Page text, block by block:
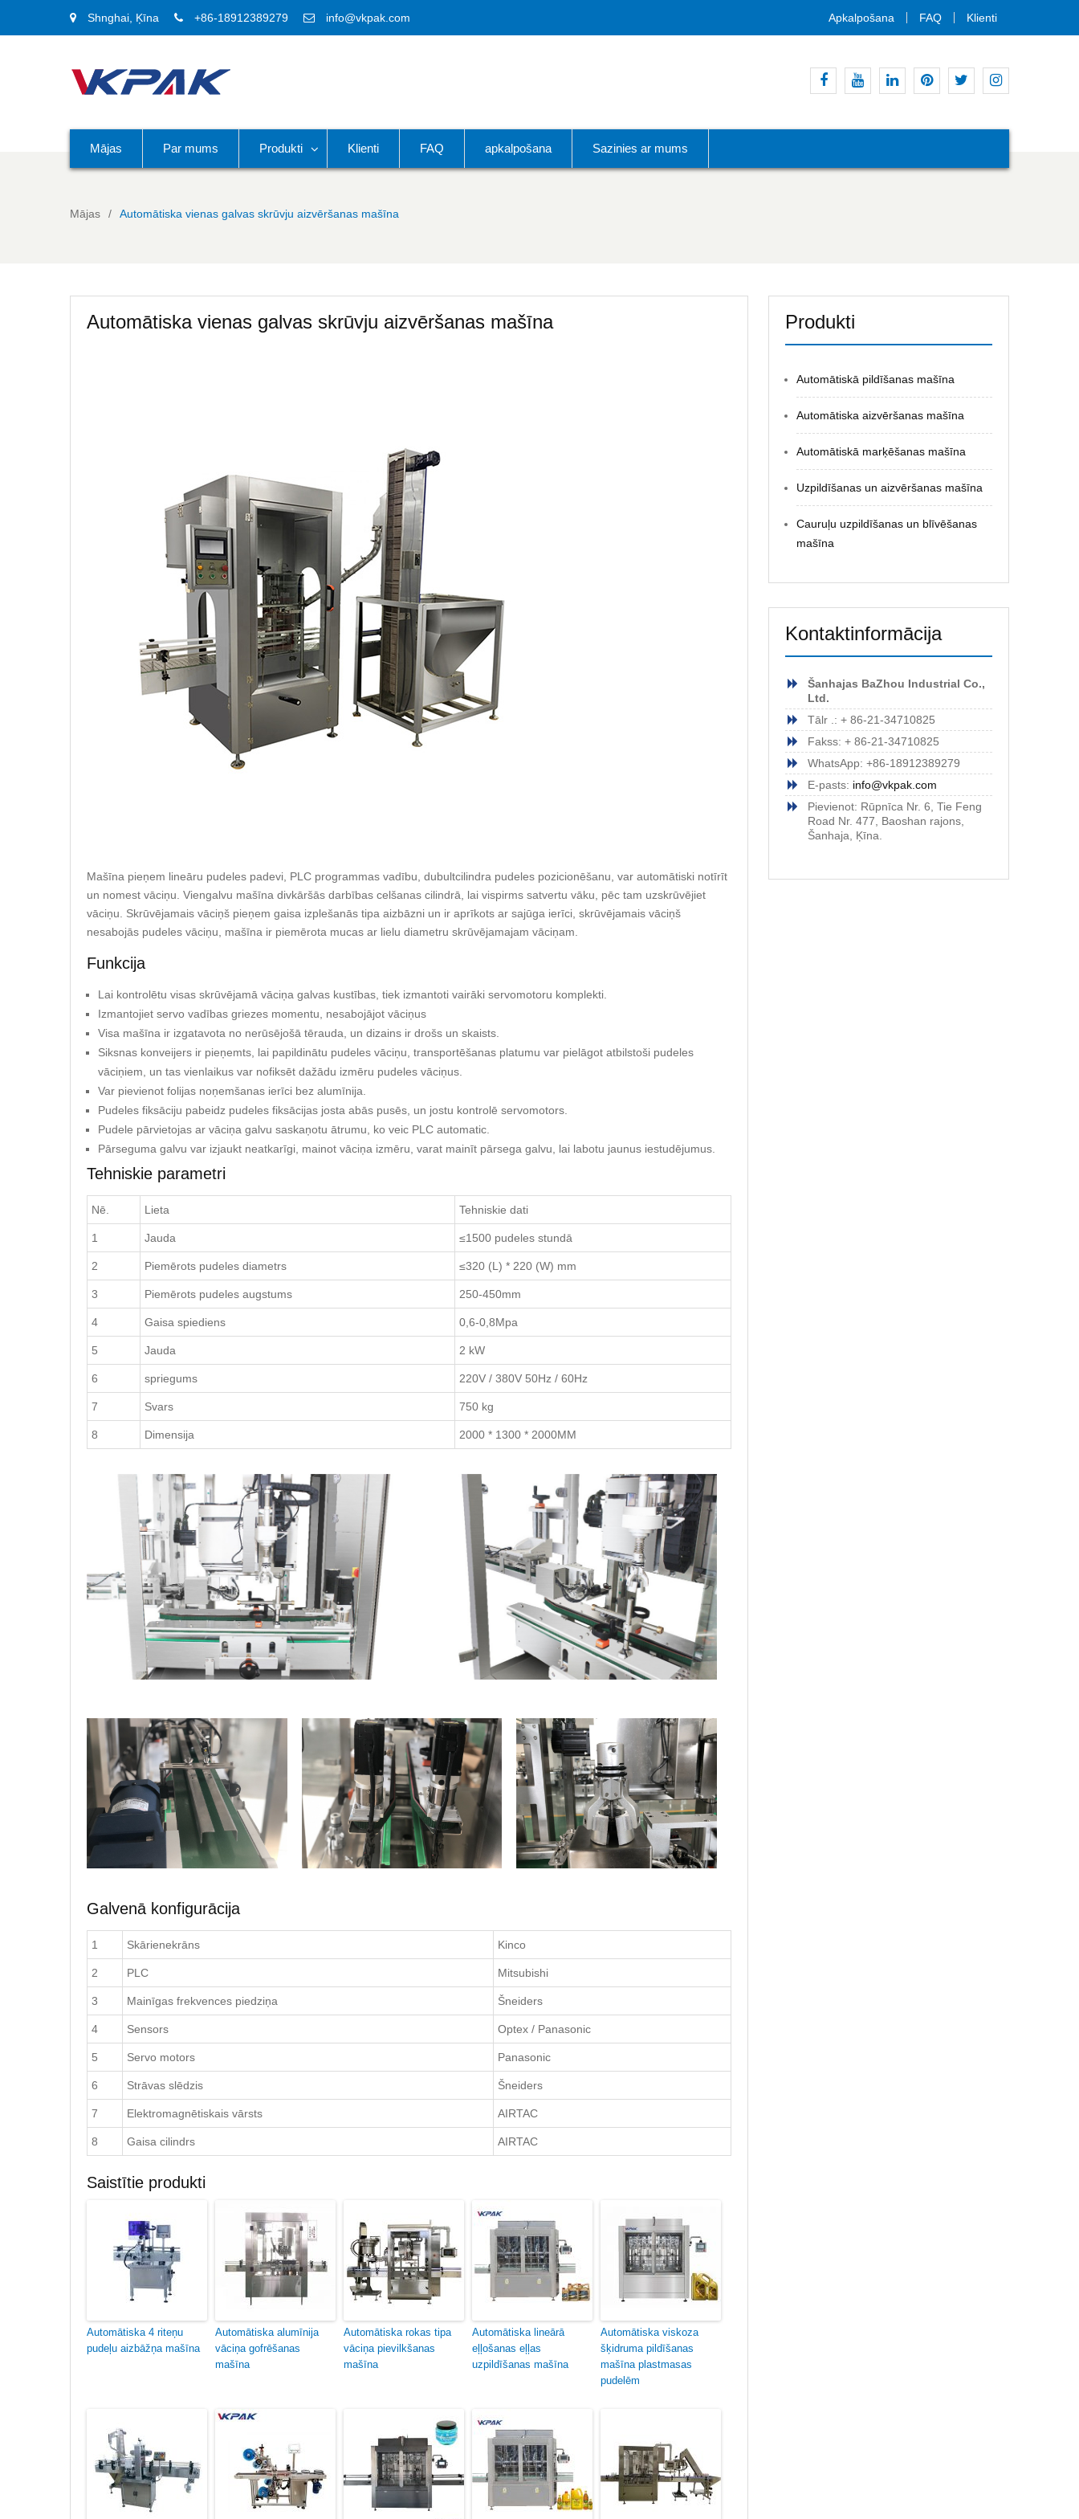
Shnghai, Ķīna +86-18912389279 info@vkpak.com Apkalpošana FAQ Klienti
Mājas Par mums Produkti Klienti FAQ apkalpošana Sazinies ar mums
Mājas Automātiska vienas galvas skrūvju aizvēršanas mašīna
Automātiska vienas galvas skrūvju aizvēršanas mašīna
Mašīna pieņem lineāru pudeles padevi, PLC programmas vadību, dubultcilindra pudeles pozicionēšanu, var automātiski notīrīt
un nomest vāciņu. Viengalvu mašīna divkāršās darbības celšanas cilindrā, lai vispirms satvertu vāku, pēc tam uzskrūvējiet
vāciņu. Skrūvējamais vāciņš pieņem gaisa izplešanās tipa aizbāzni un ir aprīkots ar sajūga ierīci, skrūvējamais vāciņš
nesabojās pudeles vāciņu, mašīna ir piemērota mucas ar lielu diametru skrūvējamajam vāciņam.
Funkcija
Lai kontrolētu visas skrūvējamā vāciņa galvas kustības, tiek izmantoti vairāki servomotoru komplekti.
Izmantojiet servo vadības griezes momentu, nesabojājot vāciņus
Visa mašīna ir izgatavota no nerūsējošā tērauda, un dizains ir drošs un skaists.
Siksnas konveijers ir pieņemts, lai papildinātu pudeles vāciņu, transportēšanas platumu var pielāgot atbilstoši pudeles
vāciņiem, un tas vienlaikus var nofiksēt dažādu izmēru pudeles vāciņus.
Var pievienot folijas noņemšanas ierīci bez alumīnija.
Pudeles fiksāciju pabeidz pudeles fiksācijas josta abās pusēs, un jostu kontrolē servomotors.
Pudele pārvietojas ar vāciņa galvu saskaņotu ātrumu, ko veic PLC automatic.
Pārseguma galvu var izjaukt neatkarīgi, mainot vāciņa izmēru, varat mainīt pārsega galvu, lai labotu jaunus iestudējumus.
Tehniskie parametri
Nē. Lieta Tehniskie dati
1 Jauda ≤1500 pudeles stundā
2 Piemērots pudeles diametrs ≤320 (L) * 220 (W) mm
3 Piemērots pudeles augstums 250-450mm
4 Gaisa spiediens 0,6-0,8Mpa
5 Jauda 2 kW
6 spriegums 220V / 380V 50Hz / 60Hz
7 Svars 750 kg
8 Dimensija 2000 * 1300 * 2000MM
Galvenā konfigurācija
1 Skārienekrāns Kinco
2 PLC Mitsubishi
3 Mainīgas frekvences piedziņa Šneiders
4 Sensors Optex / Panasonic
5 Servo motors Panasonic
6 Strāvas slēdzis Šneiders
7 Elektromagnētiskais vārsts AIRTAC
8 Gaisa cilindrs AIRTAC
Saistītie produkti
Automātiska 4 riteņu
pudeļu aizbāžņa mašīna
Automātiska alumīnija
vāciņa gofrēšanas
mašīna
Automātiska rokas tipa
vāciņa pievilkšanas
mašīna
Automātiska lineārā
eļļošanas eļļas
uzpildīšanas mašīna
Automātiska viskoza
šķidruma pildīšanas
mašīna plastmasas
pudelēm
Produkti
Automātiskā pildīšanas mašīna
Automātiska aizvēršanas mašīna
Automātiskā marķēšanas mašīna
Uzpildīšanas un aizvēršanas mašīna
Cauruļu uzpildīšanas un blīvēšanas
mašīna
Kontaktinformācija
Šanhajas BaZhou Industrial Co.,
Ltd.
Tālr .: + 86-21-34710825
Fakss: + 86-21-34710825
WhatsApp: +86-18912389279
E-pasts: info@vkpak.com
Pievienot: Rūpnīca Nr. 6, Tie Feng
Road Nr. 477, Baoshan rajons,
Šanhaja, Ķīna.